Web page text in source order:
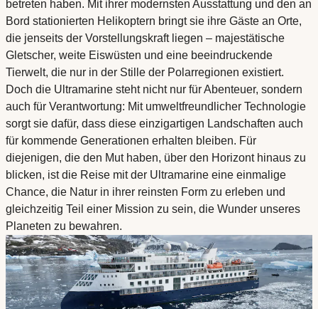
betreten haben. Mit ihrer modernsten Ausstattung und den an
Bord stationierten Helikoptern bringt sie ihre Gäste an Orte,
die jenseits der Vorstellungskraft liegen – majestätische
Gletscher, weite Eiswüsten und eine beeindruckende
Tierwelt, die nur in der Stille der Polarregionen existiert.
Doch die Ultramarine steht nicht nur für Abenteuer, sondern
auch für Verantwortung: Mit umweltfreundlicher Technologie
sorgt sie dafür, dass diese einzigartigen Landschaften auch
für kommende Generationen erhalten bleiben. Für
diejenigen, die den Mut haben, über den Horizont hinaus zu
blicken, ist die Reise mit der Ultramarine eine einmalige
Chance, die Natur in ihrer reinsten Form zu erleben und
gleichzeitig Teil einer Mission zu sein, die Wunder unseres
Planeten zu bewahren.